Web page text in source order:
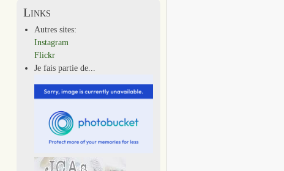
Links
Autres sites:
Instagram
Flickr
Je fais partie de...